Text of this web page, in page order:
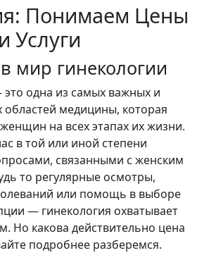
Понимаем Цены
и Услуги
мир гинекологии
это одна из самых важных и
областей медицины, которая
на всех этапах их жизни.
в той или иной степени
связанными с женским
то регулярные осмотры,
или помощь в выборе
— гинекология охватывает
Но какова действительно цена
подробнее разберемся.